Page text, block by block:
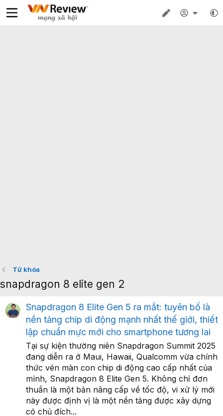
Từ khóa
snapdragon 8 elite gen 2
Snapdragon 8 Elite Gen 5 ra mắt: tuyên bố là
nền tảng chip di động mạnh nhất thế giới, thiết
lập chuẩn mực mới cho smartphone tương lai
Tại sự kiện thường niên Snapdragon Summit 2025
đang diễn ra ở Maui, Hawaii, Qualcomm vừa chính
thức vén màn con chip di động cao cấp nhất của
mình, Snapdragon 8 Elite Gen 5. Không chỉ đơn
thuần là một bản nâng cấp về tốc độ, vi xử lý mới
này được định vị là một nền tảng được xây dựng
có chủ đích...